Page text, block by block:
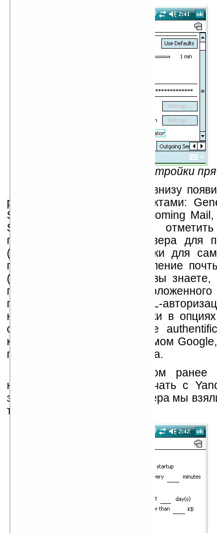
Рис.13 — SSL- и Proxy-настройки
Как вы можете видеть, внизу
расширенного меню с пунктами:
Server, Outgoing Server, Incoming
Signature. Хотелось бы
подпункты: настройки сервера для
(Incoming Server), настройки для
почты (Incoming Mail), удаление
(Mail Deletion). Насколько вы знаете,
почтового ящика,
потребует использовать SSL-
необходимо поставить галки в
connection» и «Use secure
конечно же, почитать на самом
почту с их почтового сервера.
Как и в рассмотренном ранее
настроим так, чтобы получать с
забыли, то в качестве примера мы
только заголовки писем.